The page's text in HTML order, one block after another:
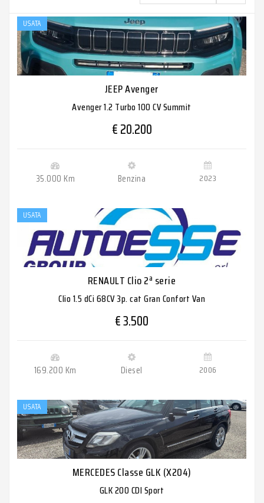
USATA
JEEP Avenger
Avenger 1.2 Turbo 100 CV Summit
€ 20.200
35.000 Km Benzina 2023
USATA
RENAULT Clio 2ª serie
Clio 1.5 dCi 68CV 3p. cat Gran Confort Van
€ 3.500
169.200 Km Diesel 2006
USATA
MERCEDES Classe GLK (X204)
GLK 200 CDI Sport